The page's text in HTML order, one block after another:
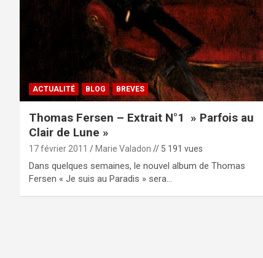
ACTUALITÉ BLOG BREVES
Thomas Fersen – Extrait N°1 » Parfois au
Clair de Lune »
17 février 2011 Marie Valadon // 5 191 vues
Dans quelques semaines, le nouvel album de Thomas
Fersen « Je suis au Paradis » sera…